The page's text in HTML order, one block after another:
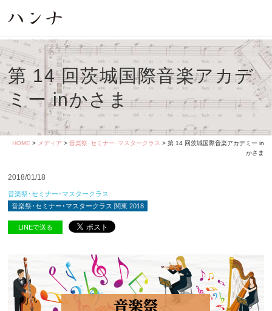
第 14 回茨城国際音楽アカデ
ミー inかさま
HOME > メディア > 音楽祭･セミナー･マスタークラス > 第 14 回茨城国際音楽アカデミー in
かさま
2018/01/18
音楽祭･セミナー･マスタークラス
音楽祭･セミナー･マスタークラス 関東 2018
LINEで送る